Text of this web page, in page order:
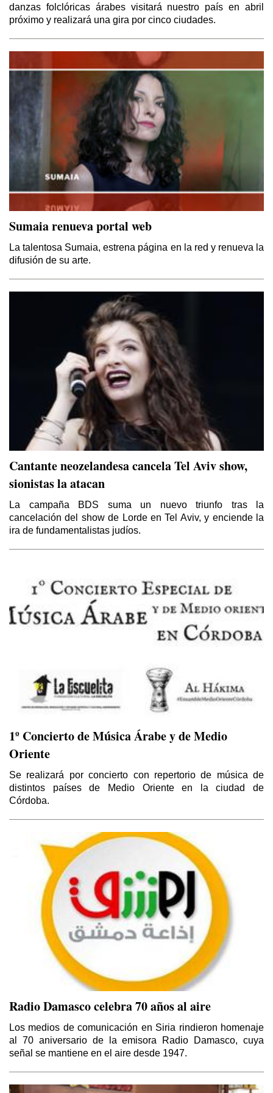
danzas folclóricas árabes visitará nuestro país en abril
próximo y realizará una gira por cinco ciudades.
Sumaia renueva portal web
La talentosa Sumaia, estrena página en la red y renueva la
difusión de su arte.
Cantante neozelandesa cancela Tel Aviv show,
sionistas la atacan
La campaña BDS suma un nuevo triunfo tras la
cancelación del show de Lorde en Tel Aviv, y enciende la
ira de fundamentalistas judíos.
1º Concierto de Música Árabe y de Medio
Oriente
Se realizará por concierto con repertorio de música de
distintos países de Medio Oriente en la ciudad de
Córdoba.
Radio Damasco celebra 70 años al aire
Los medios de comunicación en Siria rindieron homenaje
al 70 aniversario de la emisora Radio Damasco, cuya
señal se mantiene en el aire desde 1947.
El Kurdistán y el Califato
Sirio – Libanés
Por Yaoudat Brahim
Esa Noche Tan Larga
Por Samir Kozali
El Papa en Tierra Santa
Por Yaoudat Brahim
Una voz en el desierto?
Por Samir Kozali
La doble moral de Israel
Por Gideon Levy
El caos que buscaba la invasión a Irak de
2003
Por Yaoudat Brahim
El Islam político de ISIS en la última tragedia
árabe